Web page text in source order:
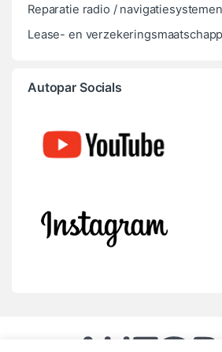
Reparatie radio / navigatiesystemen
Lease- en
Autopar Socials